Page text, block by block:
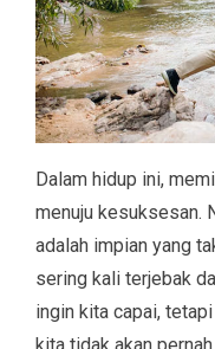
Dalam hidup ini,
menuju kesuksesan.
adalah impian yang
sering kali terjebak
ingin kita capai,